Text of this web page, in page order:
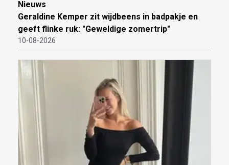
Nieuws
Geraldine Kemper zit wijdbeens in badpakje en
geeft flinke ruk: "Geweldige zomertrip"
10-08-2026